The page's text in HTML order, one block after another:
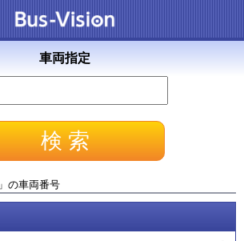
車両指定
」 の車両番号